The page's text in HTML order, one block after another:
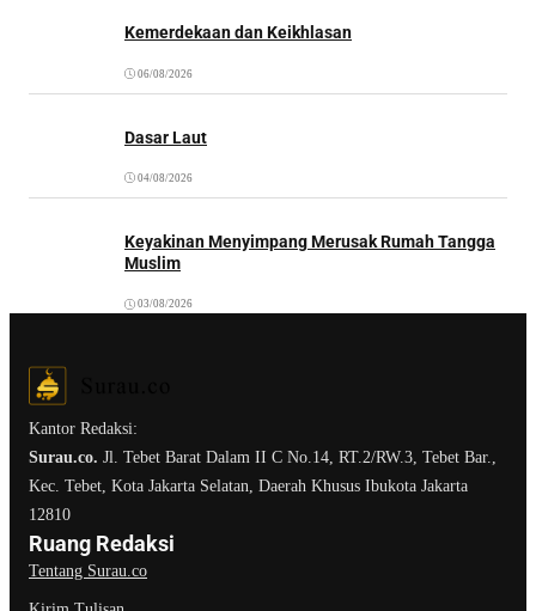
Kemerdekaan dan Keikhlasan
06/08/2026
Dasar Laut
04/08/2026
Keyakinan Menyimpang Merusak Rumah Tangga
Muslim
03/08/2026
Kantor Redaksi:
Surau.co. Jl. Tebet Barat Dalam II C No.14, RT.2/RW.3, Tebet Bar.,
Kec. Tebet, Kota Jakarta Selatan, Daerah Khusus Ibukota Jakarta
12810
Ruang Redaksi
Tentang Surau.co